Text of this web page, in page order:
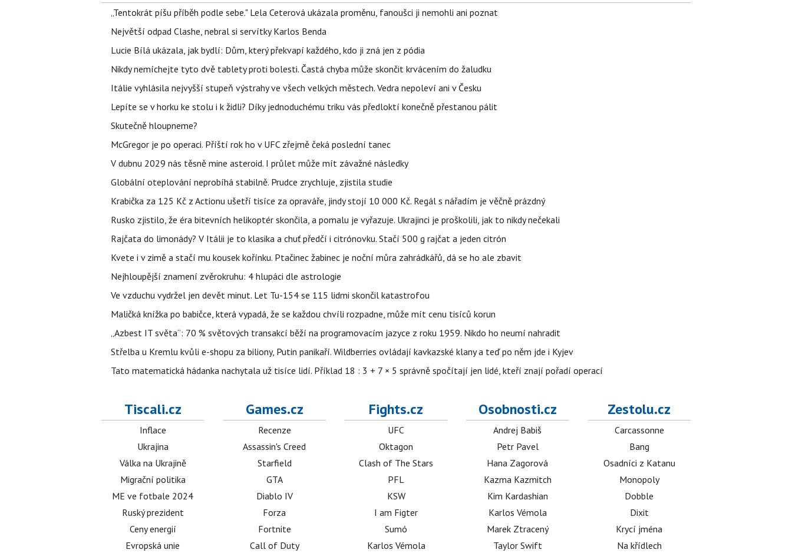
„Tentokrát píšu příběh podle sebe." Lela Ceterová ukázala proměnu, fanoušci ji nemohli ani poznat
Největší odpad Clashe, nebral si servítky Karlos Benda
Lucie Bílá ukázala, jak bydlí: Dům, který překvapí každého, kdo ji zná jen z pódia
Nikdy nemíchejte tyto dvě tablety proti bolesti. Častá chyba může skončit krvácením do žaludku
Itálie vyhlásila nejvyšší stupeň výstrahy ve všech velkých městech. Vedra nepoleví ani v Česku
Lepíte se v horku ke stolu i k židli? Díky jednoduchému triku vás předloktí konečně přestanou pálit
Skutečně hloupneme?
McGregor je po operaci. Příští rok ho v UFC zřejmě čeká poslední tanec
V dubnu 2029 nás těsně mine asteroid. I průlet může mít závažné následky
Globální oteplování neprobíhá stabilně. Prudce zrychluje, zjistila studie
Krabička za 125 Kč z Actionu ušetří tisíce za opraváře, jindy stojí 10 000 Kč. Regál s nářadím je věčně prázdný
Rusko zjistilo, že éra bitevních helikoptér skončila, a pomalu je vyřazuje. Ukrajinci je proškolili, jak to nikdy nečekali
Rajčata do limonády? V Itálii je to klasika a chuť předčí i citrónovku. Stačí 500 g rajčat a jeden citrón
Kvete i v zimě a stačí mu kousek kořínku. Ptačinec žabinec je noční můra zahrádkářů, dá se ho ale zbavit
Nejhloupější znamení zvěrokruhu: 4 hlupáci dle astrologie
Ve vzduchu vydržel jen devět minut. Let Tu-154 se 115 lidmi skončil katastrofou
Maličká knížka po babičce, která vypadá, že se každou chvíli rozpadne, může mít cenu tisíců korun
„Azbest IT světa“: 70 % světových transakcí běží na programovacím jazyce z roku 1959. Nikdo ho neumí nahradit
Střelba u Kremlu kvůli e-shopu za biliony, Putin panikaří. Wildberries ovládají kavkazské klany a teď po něm jde i Kyjev
Tato matematická hádanka nachytala už tisíce lidí. Příklad 18 : 3 + 7 × 5 správně spočítají jen lidé, kteří znají pořadí operací
Tiscali.cz
Inflace
Ukrajina
Válka na Ukrajině
Migrační politika
ME ve fotbale 2024
Ruský prezident
Ceny energií
Evropská unie
Games.cz
Recenze
Assassin's Creed
Starfield
GTA
Diablo IV
Forza
Fortnite
Call of Duty
Fights.cz
UFC
Oktagon
Clash of The Stars
PFL
KSW
I am Figter
Sumó
Karlos Vémola
Osobnosti.cz
Andrej Babiš
Petr Pavel
Hana Zagorová
Kazma Kazmitch
Kim Kardashian
Karlos Vémola
Marek Ztracený
Taylor Swift
Zestolu.cz
Carcassonne
Bang
Osadníci z Katanu
Monopoly
Dobble
Dixit
Krycí jména
Na křídlech